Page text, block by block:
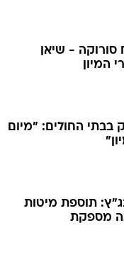
סורוקה - שיאן
המיון
בבתי החולים: "מיום
תוספת מיטות
מספקת